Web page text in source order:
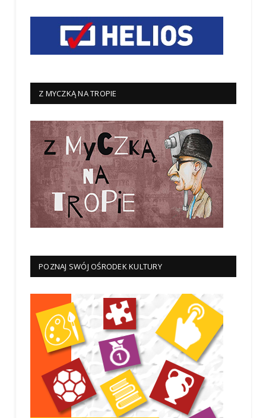
Z MYCZKĄ NA TROPIE
POZNAJ SWÓJ OŚRODEK KULTURY